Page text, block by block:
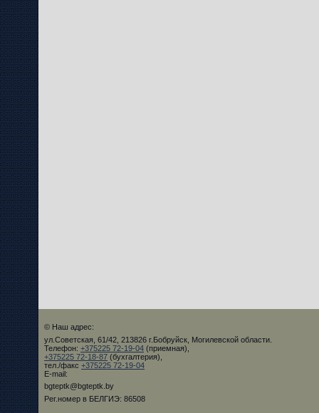
© Наш адрес:
ул.Советская, 61/42, 213826 г.Бобруйск, Могилевской области.
Телефон: +375225 72-19-04 (приемная),
+375225 72-18-87 (бухгалтерия),
тел./факс +375225 72-19-04
E-mail:
bgteptk@bgteptk.by
Рег.номер в БЕЛГИЭ: 86508